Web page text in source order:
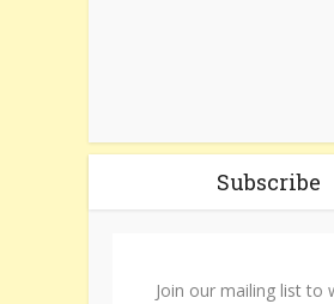
Subscribe
Join our mailing list to